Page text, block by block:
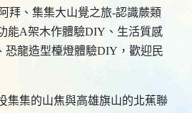
拜、集集大山覺之旅-認識蕨類
能A架木作體驗DIY、生活質感
恐龍造型檯燈體驗DIY，歡迎民
集集的山焦與高雄旗山的北蕉聯